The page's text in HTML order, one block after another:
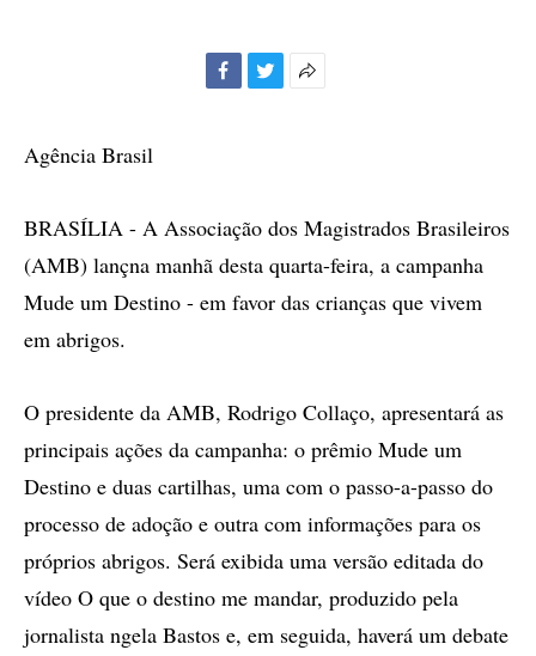
Agência Brasil
BRASÍLIA - A Associação dos Magistrados Brasileiros
(AMB) lançna manhã desta quarta-feira, a campanha
Mude um Destino - em favor das crianças que vivem
em abrigos.
O presidente da AMB, Rodrigo Collaço, apresentará as
principais ações da campanha: o prêmio Mude um
Destino e duas cartilhas, uma com o passo-a-passo do
processo de adoção e outra com informações para os
próprios abrigos. Será exibida uma versão editada do
vídeo O que o destino me mandar, produzido pela
jornalista ngela Bastos e, em seguida, haverá um debate